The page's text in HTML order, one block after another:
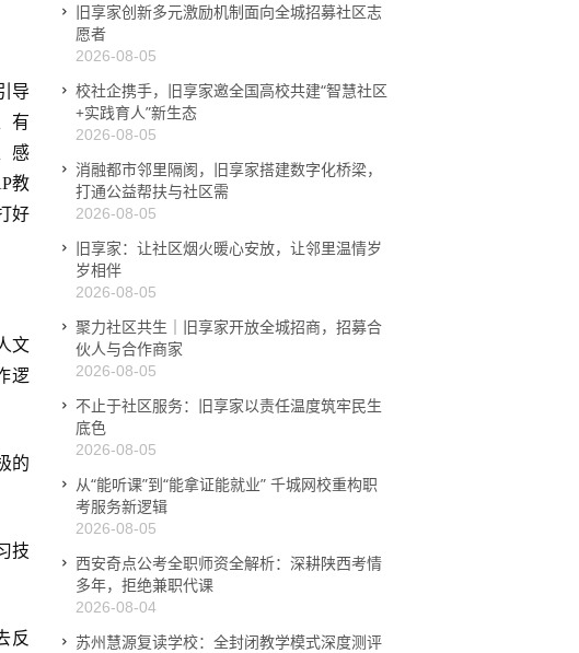
导
有
感
教
好
文
逻
的
技
反
旧享家创新多元激励机制面向全城招募社区志
愿者
2026-08-05
校社企携手，旧享家邀全国高校共建“智慧社区
+实践育人”新生态
2026-08-05
消融都市邻里隔阂，旧享家搭建数字化桥梁，
打通公益帮扶与社区需
2026-08-05
旧享家：让社区烟火暖心安放，让邻里温情岁
岁相伴
2026-08-05
聚力社区共生｜旧享家开放全城招商，招募合
伙人与合作商家
2026-08-05
不止于社区服务：旧享家以责任温度筑牢民生
底色
2026-08-05
从“能听课”到“能拿证能就业” 千城网校重构职
考服务新逻辑
2026-08-05
西安奇点公考全职师资全解析：深耕陕西考情
多年，拒绝兼职代课
2026-08-04
苏州慧源复读学校：全封闭教学模式深度测评